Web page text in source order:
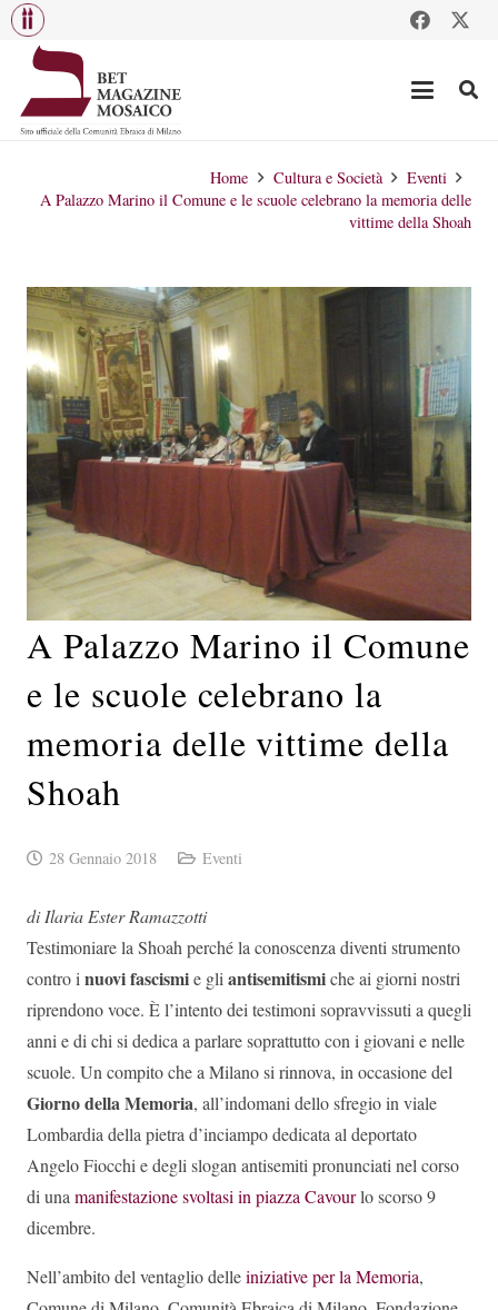
Home Cultura e Società
Eventi
A Palazzo Marino il Comune e le scuole celebrano la memoria delle
vittime della Shoah
A Palazzo Marino il Comune
e le scuole celebrano la
memoria delle vittime della
Shoah
28 Gennaio 2018 Eventi
di Ilaria Ester Ramazzotti
Testimoniare la Shoah perché la conoscenza diventi strumento
contro i nuovi fascismie gli antisemitismiche ai giorni nostri
riprendono voce. È l’intento dei testimoni sopravvissuti a quegli
anni e di chi si dedica a parlare soprattutto con i giovani e nelle
scuole. Un compito che a Milano si rinnova, in occasione del
Giorno della Memoria, all’indomani dello sfregio in viale
Lombardia della pietra d’inciampo dedicata al deportato
Angelo Fiocchi e degli slogan antisemiti pronunciati nel corso
di una manifestazione svoltasi in piazza Cavourlo scorso 9
dicembre.
Nell’ambito del ventaglio delleiniziative per la Memoria,